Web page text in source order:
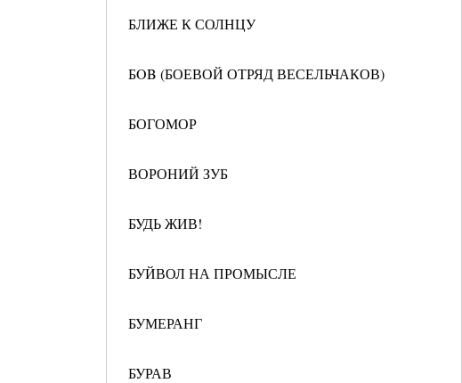
БЛИЖЕ К СОЛНЦУ
БOB (БОЕВОЙ ОТРЯД ВЕСЕЛЬЧАКОВ)
БОГОМОР
ВОРОНИЙ ЗУБ
БУДЬ ЖИВ!
БУЙВОЛ НА ПРОМЫСЛЕ
БУМЕРАНГ
БУРАВ